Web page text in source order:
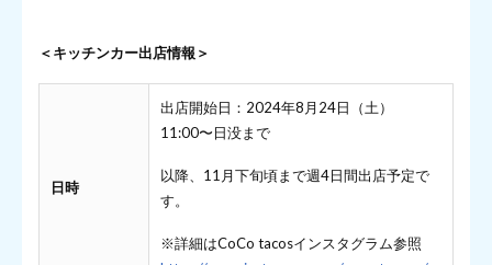
＜キッチンカー出店情報＞
日時
出店開始日：2024年8月24日（土）
11:00〜日没まで
以降、11月下旬頃まで週4日間出店予定で
す。
※詳細はCoCo tacosインスタグラム参照